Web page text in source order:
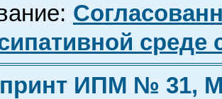
среде
ИПМ № 31,